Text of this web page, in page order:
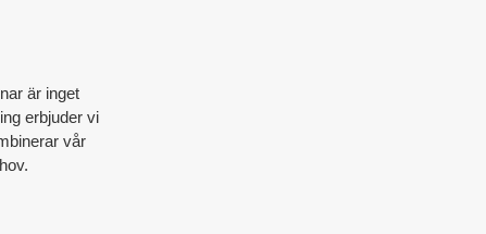
är inget
erbjuder vi
vår